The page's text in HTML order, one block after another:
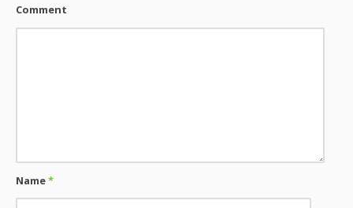
Comment
Name*